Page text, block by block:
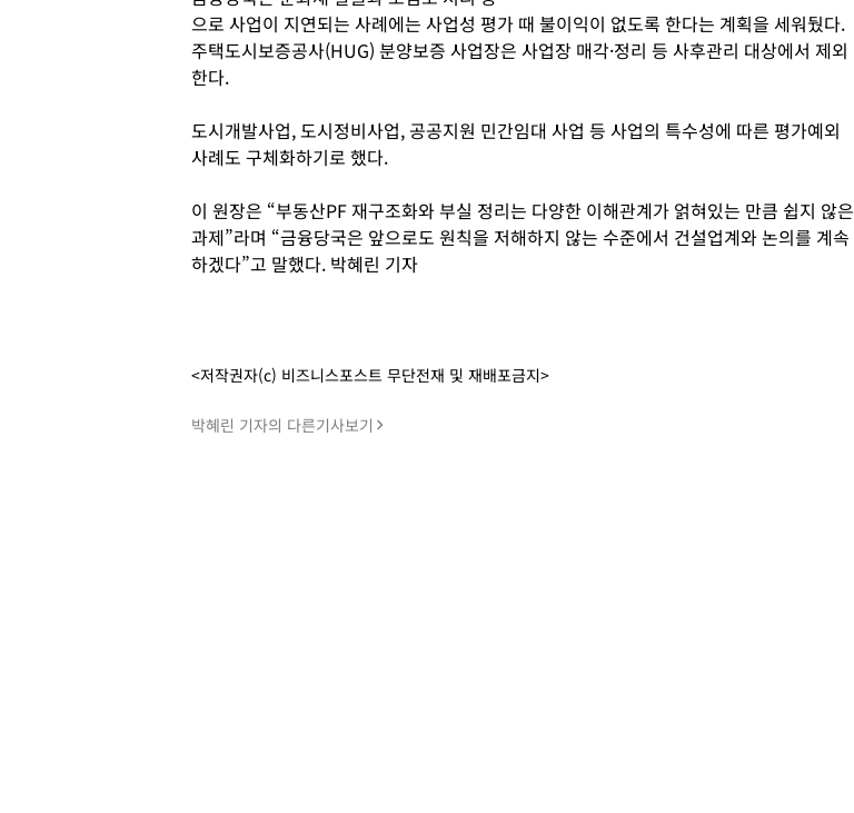
으로 사업이 지연되는 사례에는 사업성 평가 때 불이익이 없도록 한다는 계획을 세워뒀다.
주택도시보증공사(HUG) 분양보증 사업장은 사업장 매각·정리 등 사후관리 대상에서 제외
한다.
도시개발사업, 도시정비사업, 공공지원 민간임대 사업 등 사업의 특수성에 따른 평가예외
사례도 구체화하기로 했다.
이 원장은 “부동산PF 재구조화와 부실 정리는 다양한 이해관계가 얽혀있는 만큼 쉽지 않은
과제”라며 “금융당국은 앞으로도 원칙을 저해하지 않는 수준에서 건설업계와 논의를 계속
하겠다”고 말했다. 박혜린 기자
<저작권자(c) 비즈니스포스트 무단전재 및 재배포금지>
박혜린 기자의 다른기사보기